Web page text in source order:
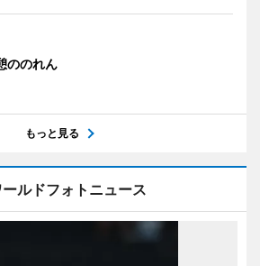
ののれん
もっと見る
ールドフォトニュース